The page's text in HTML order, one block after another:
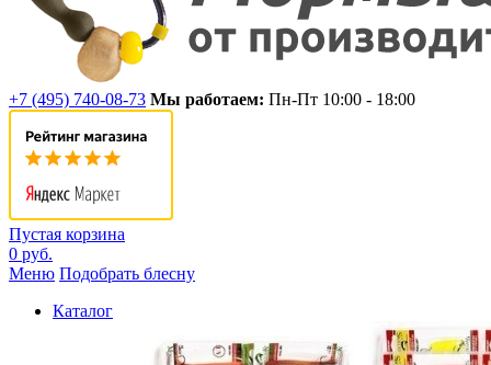
+7 (495) 740-08-73 Мы работаем: Пн-Пт 10:00 - 18:00
Пустая корзина
0 руб.
Меню Подобрать блесну
Каталог